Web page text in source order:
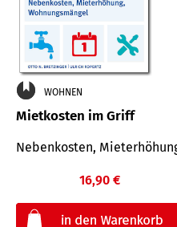
WOHNEN
Mietkosten im Griff
Nebenkosten,
16,90 €